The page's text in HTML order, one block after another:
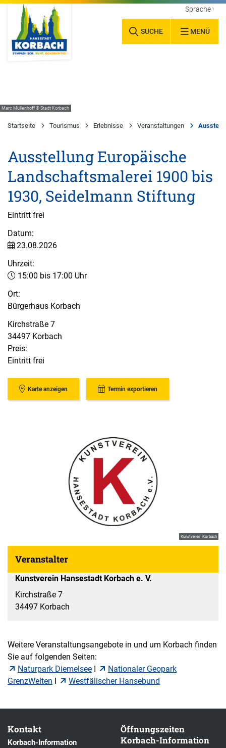
SUCHE MENÜ
Sprache
Marc Müllenhoff © Stadt Korbach
Startseite Tourismus Erlebnisse Veranstaltungen
Ausstellung Europäische
Landschaftsmalerei 1900 bis
1930, Seidelmann Stiftung
Eintritt frei
Datum:
23.08.2026
Uhrzeit:
15:00 bis 17:00 Uhr
Ort:
Bürgerhaus Korbach
Kirchstraße 7
34497 Korbach
Preis:
Eintritt frei
Karte anzeigen Termin exportieren
Kunstverein Korbach
Veranstalter
Kunstverein Hansestadt Korbach e. V.
Kirchstraße 7
34497 Korbach
Weitere Veranstaltungsangebote in und um Korbach finden
Sie auf folgenden Seiten:
Naturpark Diemelsee
Nationaler Geopark
GrenzWelten
Westfälischer Hansebund
Kontakt
Korbach-Information
Öffnungszeiten
Korbach-Information